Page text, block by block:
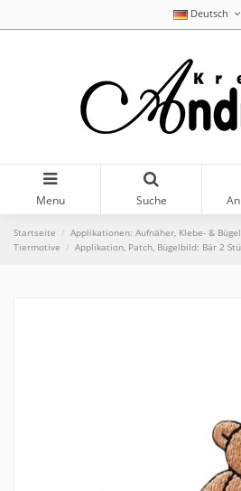
Deutsch
Menu Suche
Startseite
Applikationen: Aufnäher, Klebe- &
Tiermotive
Applikation, Patch, Bügelbild: Bär 2